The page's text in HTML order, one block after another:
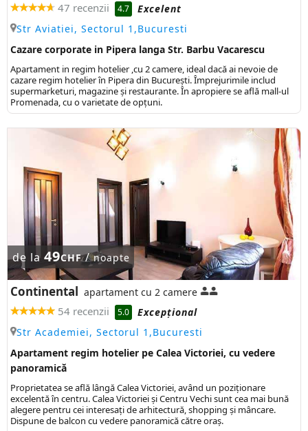
47 recenzii 4.7
Excelent
Str Aviatiei, Sectorul 1,Bucuresti
Cazare corporate in Pipera langa Str. Barbu Vacarescu
Apartament in regim hotelier ,cu 2 camere, ideal dacă ai nevoie de
cazare regim hotelier în Pipera din București. Împrejurimile includ
supermarketuri, magazine și restaurante. În apropiere se află mall-ul
Promenada, cu o varietate de opțuni.
de la 49CHF/noapte
Continental apartament cu 2 camere
54 recenzii 5.0
Excepţional
Str Academiei, Sectorul 1,Bucuresti
Apartament regim hotelier pe Calea Victoriei, cu vedere
panoramică
Proprietatea se află lângă Calea Victoriei, având un poziționare
excelentă în centru. Calea Victoriei și Centru Vechi sunt cea mai bună
alegere pentru cei interesați de arhitectură, shopping și mâncare.
Dispune de balcon cu vedere panoramică către oraș.